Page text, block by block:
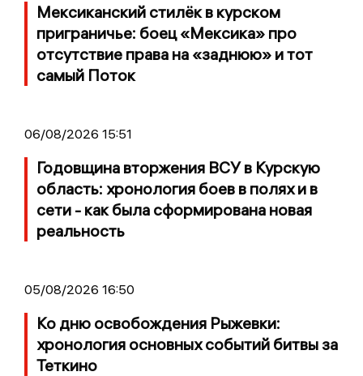
Мексиканский стилёк в курском
приграничье: боец «Мексика» про
отсутствие права на «заднюю» и тот
самый Поток
06/08/2026 15:51
Годовщина вторжения ВСУ в Курскую
область: хронология боев в полях и в
сети - как была сформирована новая
реальность
05/08/2026 16:50
Ко дню освобождения Рыжевки:
хронология основных событий битвы за
Теткино